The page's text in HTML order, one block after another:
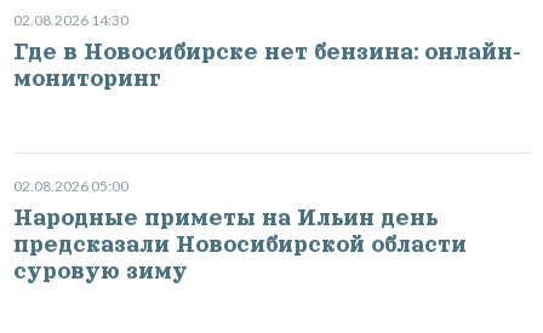
02.08.2026 14:30
Где в Новосибирске нет бензина: онлайн-
мониторинг
02.08.2026 05:00
Народные приметы на Ильин день
предсказали Новосибирской области
суровую зиму